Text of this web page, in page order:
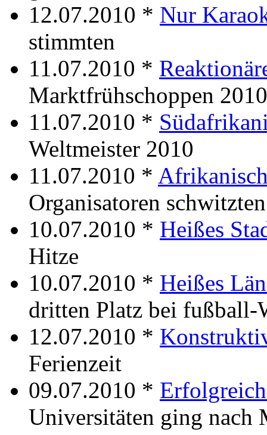
12.07.2010 * Nur
stimmten
11.07.2010 *
Marktfrühschoppen 2010
11.07.2010 *
Weltmeister 2010
11.07.2010 *
Organisatoren schwitzten
10.07.2010 * Heißes
Hitze
10.07.2010 * Heißes
dritten Platz bei fußball-
12.07.2010 *
Ferienzeit
09.07.2010 *
Universitäten ging nach